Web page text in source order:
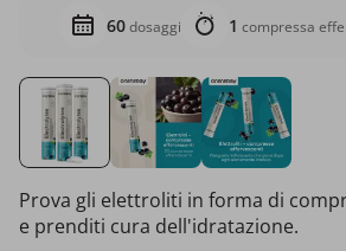
60dosaggi 1 compressa
Prova gli elettroliti in forma di
e prenditi cura dell'idratazione.